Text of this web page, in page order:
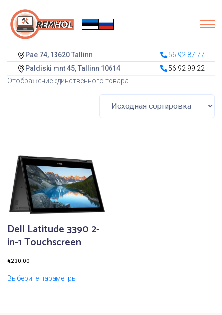
Pae 74, 13620 Tallinn
56 92 87 77
Paldiski mnt 45, Tallinn 10614
56 92 99 22
Отображение единственного товара
Dell Latitude 3390 2-
in-1 Touchscreen
€230.00
Выберите параметры